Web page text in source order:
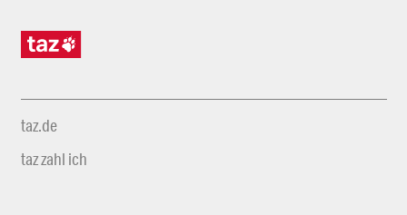
taz.de
taz zahl ich